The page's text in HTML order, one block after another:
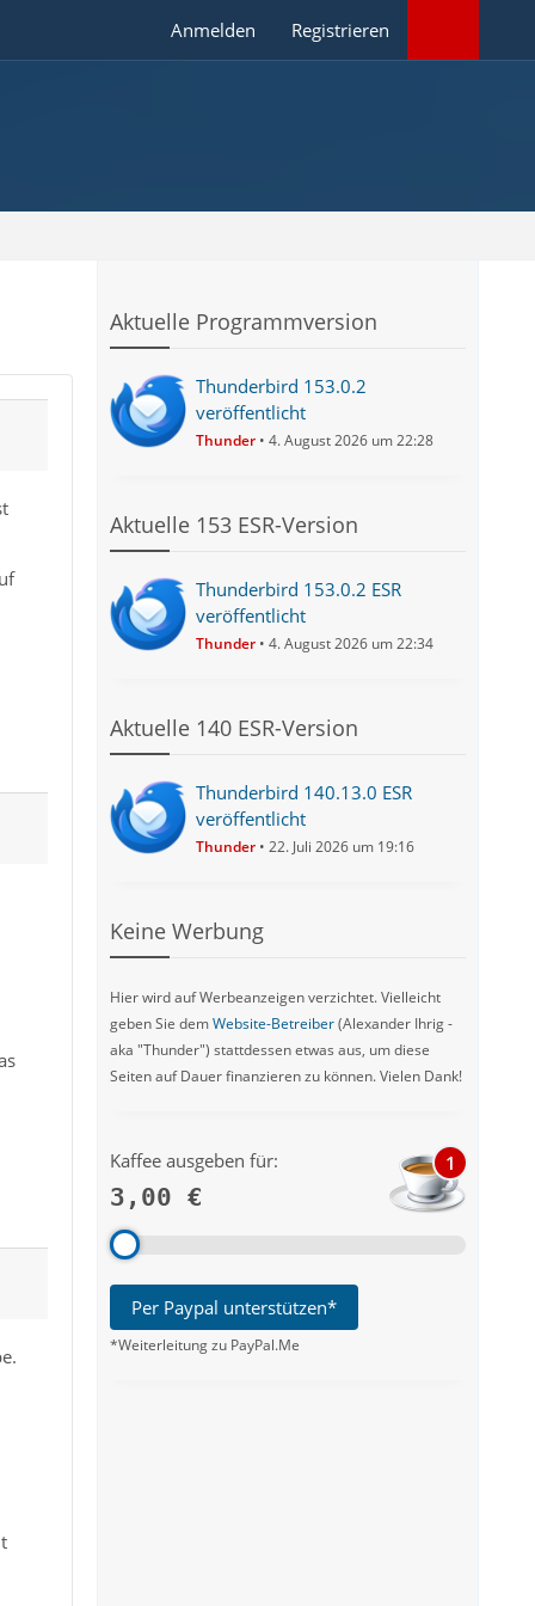
Anmelden Registrieren
Aktuelle Programmversion
Thunderbird 153.0.2
veröffentlicht
Thunder 4. August 2026 um 22:28
Aktuelle 153 ESR-Version
Thunderbird 153.0.2 ESR
veröffentlicht
Thunder 4. August 2026 um 22:34
Aktuelle 140 ESR-Version
Thunderbird 140.13.0 ESR
veröffentlicht
Thunder 22. Juli 2026 um 19:16
Keine Werbung
Hier wird auf Werbeanzeigen verzichtet. Vielleicht
geben Sie demWebsite-Betreiber(Alexander Ihrig -
aka "Thunder") stattdessen etwas aus, um diese
Seiten auf Dauer finanzieren zu können. Vielen Dank!
Kaffee ausgeben für:
3,00 €
1
Per Paypal unterstützen*
*Weiterleitung zu PayPal.Me